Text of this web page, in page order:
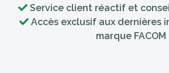
Service client réactif et
Accès exclusif aux dernières
marque FACOM